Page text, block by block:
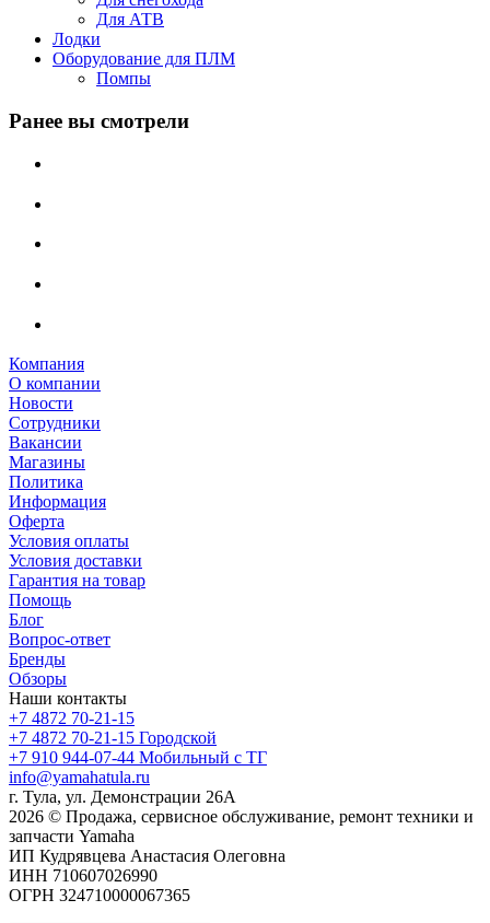
Для АТВ
Лодки
Оборудование для ПЛМ
Помпы
Ранее вы смотрели
Компания
О компании
Новости
Сотрудники
Вакансии
Магазины
Политика
Информация
Оферта
Условия оплаты
Условия доставки
Гарантия на товар
Помощь
Блог
Вопрос-ответ
Бренды
Обзоры
Наши контакты
+7 4872 70-21-15
+7 4872 70-21-15 Городской
+7 910 944-07-44 Мобильный с ТГ
info@yamahatula.ru
г. Тула, ул. Демонстрации 26А
2026 © Продажа, сервисное обслуживание, ремонт техники и
запчасти Yamaha
ИП Кудрявцева Анастасия Олеговна
ИНН 710607026990
ОГРН 324710000067365